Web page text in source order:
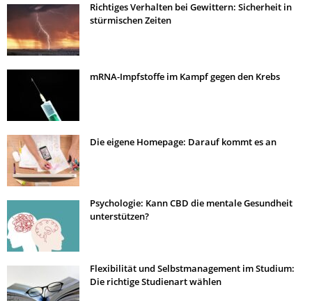
Richtiges Verhalten bei Gewittern: Sicherheit in
stürmischen Zeiten
mRNA-Impfstoffe im Kampf gegen den Krebs
Die eigene Homepage: Darauf kommt es an
Psychologie: Kann CBD die mentale Gesundheit
unterstützen?
Flexibilität und Selbstmanagement im Studium:
Die richtige Studienart wählen